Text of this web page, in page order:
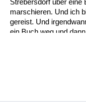
Strebersdorf über eine
marschieren. Und ich
gereist. Und
ein Buch weg und